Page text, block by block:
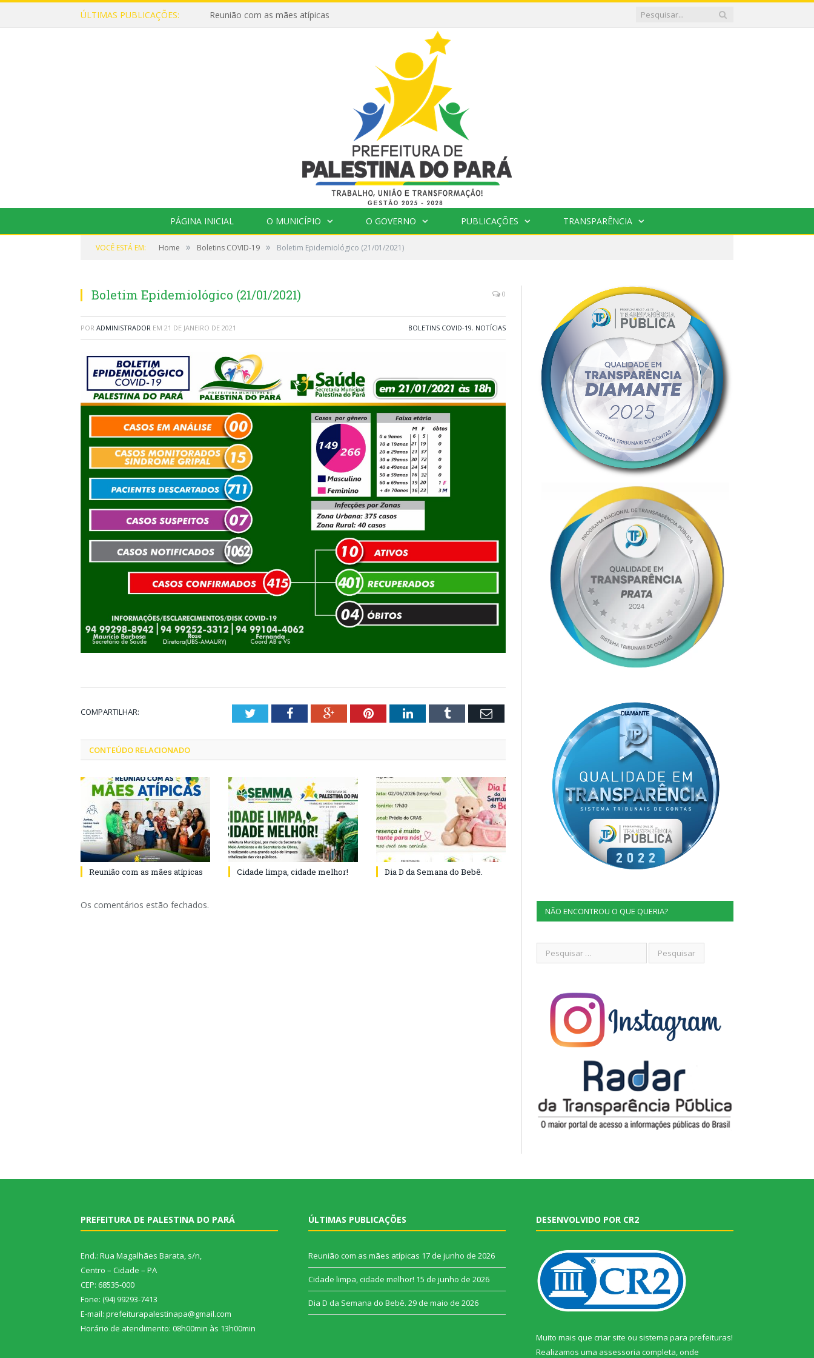
ÚLTIMAS PUBLICAÇÕES: Reunião com as mães atípicas
PÁGINA INICIAL O MUNICÍPIO O GOVERNO PUBLICAÇÕES TRANSPARÊNCIA
VOCÊ ESTÁ EM: Home » Boletins COVID-19 » Boletim Epidemiológico (21/01/2021)
Boletim Epidemiológico (21/01/2021) 0
POR ADMINISTRADOR EM 21 DE JANEIRO DE 2021 BOLETINS COVID-19, NOTÍCIAS
COMPARTILHAR: TwitterFacebookGoogle+PinterestLinkedInTumblr Email
CONTEÚDO RELACIONADO
Reunião com as mães atípicas Cidade limpa, cidade melhor! Dia D da Semana do Bebê.
Os comentários estão fechados.
NÃO ENCONTROU O QUE QUERIA?
PREFEITURA DE PALESTINA DO PARÁ
End.: Rua Magalhães Barata, s/n,
Centro – Cidade – PA
CEP: 68535-000
Fone: (94) 99293-7413
E-mail: prefeiturapalestinapa@gmail.com
Horário de atendimento: 08h00min às 13h00min
ÚLTIMAS PUBLICAÇÕES
Reunião com as mães atípicas 17 de junho de 2026
Cidade limpa, cidade melhor! 15 de junho de 2026
Dia D da Semana do Bebê. 29 de maio de 2026
DESENVOLVIDO POR CR2
Muito mais que criar site ou sistema para prefeituras!
Realizamos uma assessoria completa, onde